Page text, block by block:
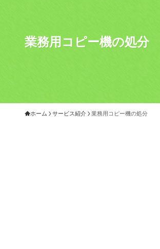
業務用コピー機の処分
ホーム サービス紹介 業務用コピー機の処分